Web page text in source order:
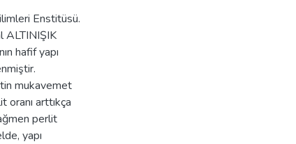
Enstitüsü.
ALTINIŞIK
hafif yapı
mukavemet
oranı arttıkça
perlit
yapı